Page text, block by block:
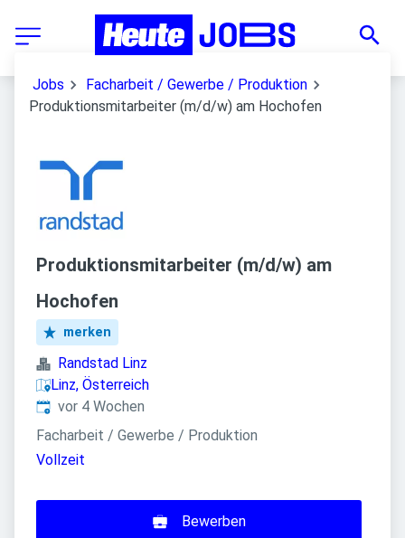
Jobs
Facharbeit / Gewerbe / Produktion
Produktionsmitarbeiter (m/d/w) am Hochofen
Produktionsmitarbeiter (m/d/w) am
Hochofen
merken
Randstad Linz
Linz, Österreich
Veröffentlicht:
vor 4 Wochen
Facharbeit / Gewerbe / Produktion
Vollzeit
Bewerben